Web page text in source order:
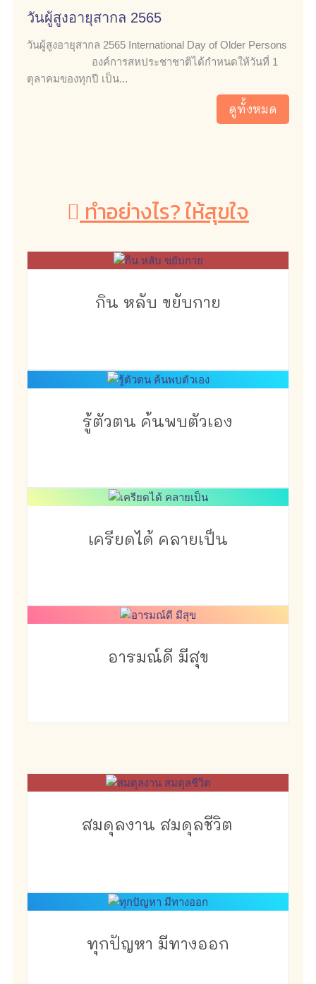
วันผู้สูงอายุสากล 2565
วันผู้สูงอายุสากล 2565 International Day of Older Persons
องค์การสหประชาชาติได้กำหนดให้วันที่ 1
ตุลาคมของทุกปี เป็น...
ดูทั้งหมด
ทำอย่างไร? ให้สุขใจ
กิน หลับ ขยับกาย
รู้ตัวตน ค้นพบตัวเอง
เครียดได้ คลายเป็น
อารมณ์ดี มีสุข
สมดุลงาน สมดุลชีวิต
ทุกปัญหา มีทางออก